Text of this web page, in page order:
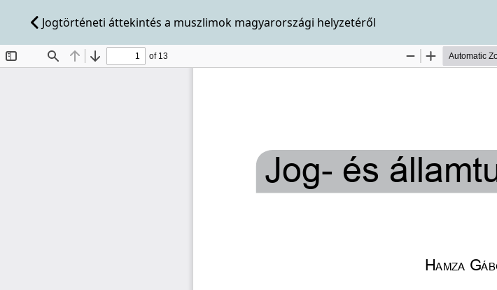
Jogtörténeti áttekintés a muszlimok magyarországi helyzetéről